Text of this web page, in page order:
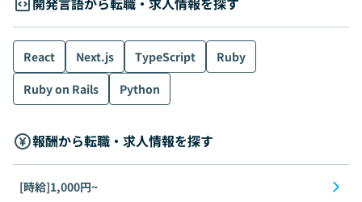
React Next.js TypeScript
Ruby
Ruby on Rails
Python
報酬から転職・求人情報を探す
[時給]1,000円~